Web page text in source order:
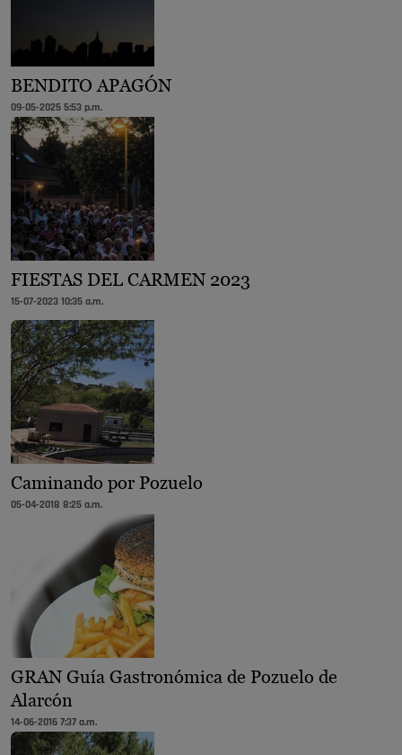
BENDITO APAGÓN
09-05-2025 5:53 p.m.
FIESTAS DEL CARMEN 2023
15-07-2023 10:35 a.m.
Caminando por Pozuelo
05-04-2018 8:25 a.m.
GRAN Guía Gastronómica de Pozuelo de
Alarcón
14-06-2016 7:37 a.m.